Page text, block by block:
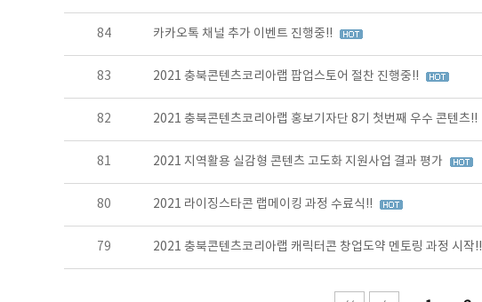
84 카카오톡 채널 추가 이벤트 진행중!!
83 2021 충북콘텐츠코리아랩 팝업스토어 절찬 진행중!!
82 2021 충북콘텐츠코리아랩 홍보기자단 8기 첫번째 우수 콘텐츠!!
81 2021 지역활용 실감형 콘텐츠 고도화 지원사업 결과 평가
80 2021 라이징스타콘 랩메이킹 과정 수료식!!
79 2021 충북콘텐츠코리아랩 캐릭터콘 창업도약 멘토링 과정 시작!!